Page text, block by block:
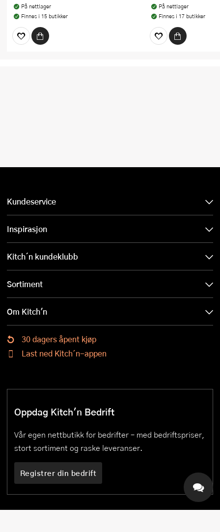
På nettlager
Finnes i 15 butikker
På nettlager
Finnes i 17 butikker
Kundeservice
Inspirasjon
Kitch´n kundeklubb
Sortiment
Om Kitch'n
30 dagers åpent kjøp
Last ned Kitch´n-appen
Oppdag Kitch'n Bedrift
Vår egen nettbutikk for bedrifter – med bedriftspriser,
stort sortiment og raske leveranser.
Registrer din bedrift